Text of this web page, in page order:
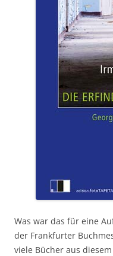
Was war das für eine
der Frankfurter
viele Bücher aus